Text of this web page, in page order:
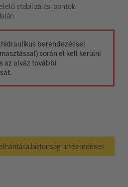
stabilizálási pontok
berendezéssel
során el kell kerülni
az alváz további
intézkedések